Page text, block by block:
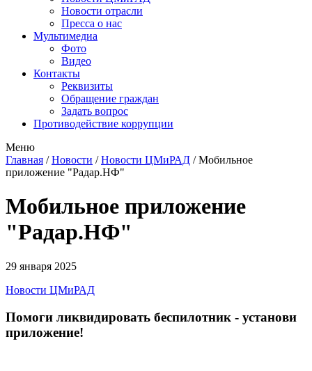
Новости отрасли
Пресса о нас
Мультимедиа
Фото
Видео
Контакты
Реквизиты
Обращение граждан
Задать вопрос
Противодействие коррупции
Меню
Главная /Новости /Новости ЦМиРАД /Мобильное
приложение "Радар.НФ"
Мобильное приложение
"Радар.НФ"
29 января 2025
Новости ЦМиРАД
Помоги ликвидировать беспилотник - установи
приложение!